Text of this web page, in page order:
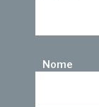
Nome